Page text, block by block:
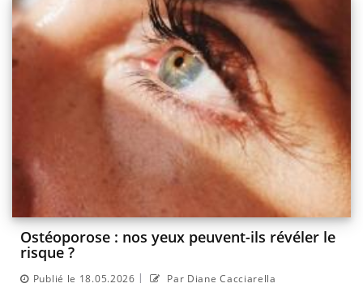
Ostéoporose : nos yeux peuvent-ils révéler le
risque ?
Publié le 18.05.2026 | Par Diane Cacciarella